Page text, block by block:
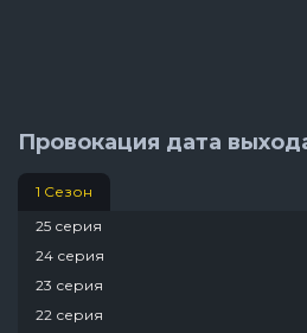
Провокация дата
1 Сезон
25 серия
24 серия
23 серия
22 серия